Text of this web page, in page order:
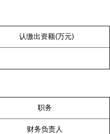
认缴出资额(万元)
职务
财务负责人